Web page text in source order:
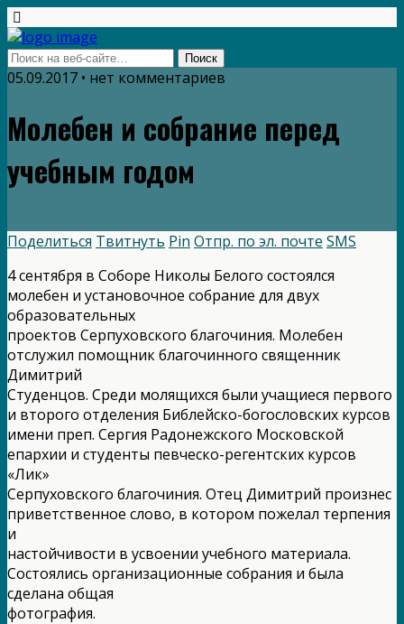
05.09.2017 • нет комментариев
Молебен и собрание перед
учебным годом
Поделиться Твитнуть Pin Отпр. по эл. почте SMS
4 сентября в Соборе Николы Белого состоялся
молебен и установочное собрание для двух
образовательных
проектов Серпуховского благочиния. Молебен
отслужил помощник благочинного священник
Димитрий
Студенцов. Среди молящихся были учащиеся первого
и второго отделения Библейско-богословских курсов
имени преп. Сергия Радонежского Московской
епархии и студенты певческо-регентских курсов
«Лик»
Серпуховского благочиния. Отец Димитрий произнес
приветственное слово, в котором пожелал терпения
и
настойчивости в усвоении учебного материала.
Состоялись организационные собрания и была
сделана общая
фотография.